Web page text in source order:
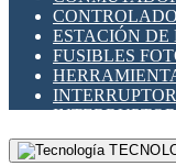
ESTACIÓN DE
FUSIBLES
MONTAJE
PORTA